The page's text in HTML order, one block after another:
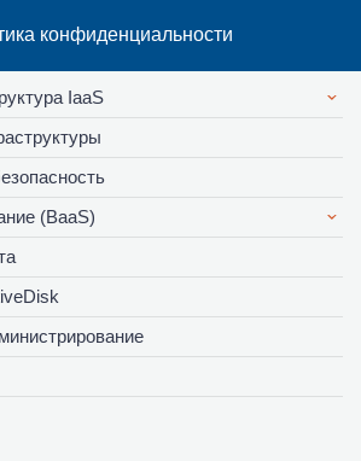
конфиденциальности
IaaS
(BaaS)